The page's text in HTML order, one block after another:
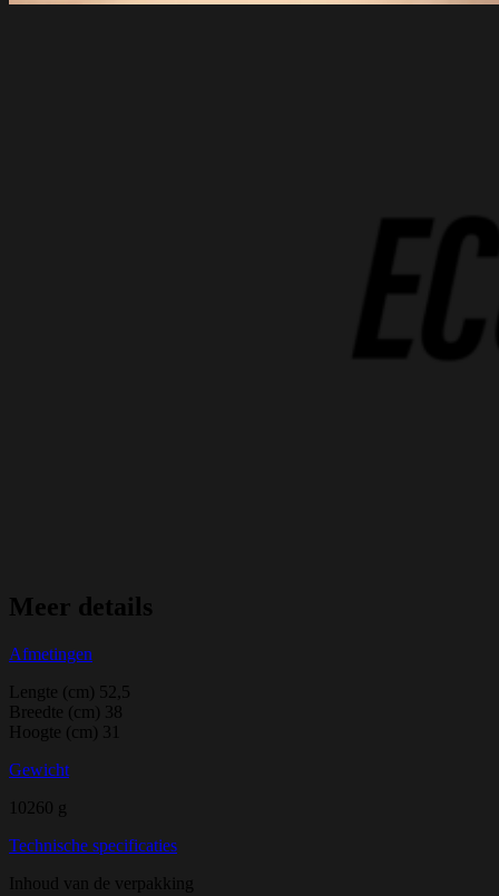
Meer details
Afmetingen
Lengte (cm) 52,5
Breedte (cm) 38
Hoogte (cm) 31
Gewicht
10260 g
Technische specificaties
Inhoud van de verpakking